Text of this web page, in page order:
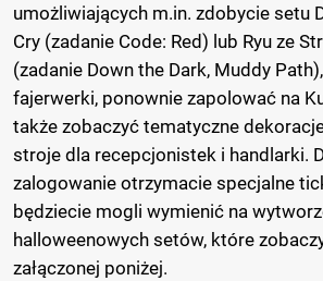
umożliwiających m.in. zdobycie setu
Cry (zadanie Code: Red) lub Ryu ze
(zadanie Down the Dark, Muddy
fajerwerki, ponownie zapolować na
także zobaczyć tematyczne
stroje dla recepcjonistek i handlarki.
zalogowanie otrzymacie specjalne
będziecie mogli wymienić na
halloweenowych setów, które
załączonej poniżej.